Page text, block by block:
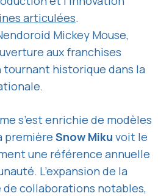
articulées.
Mickey Mouse,
aux franchises
tournant historique dans la
s’est enrichie de modèles
première Snow Miku voit le
une référence annuelle
L’expansion de la
de collaborations notables,